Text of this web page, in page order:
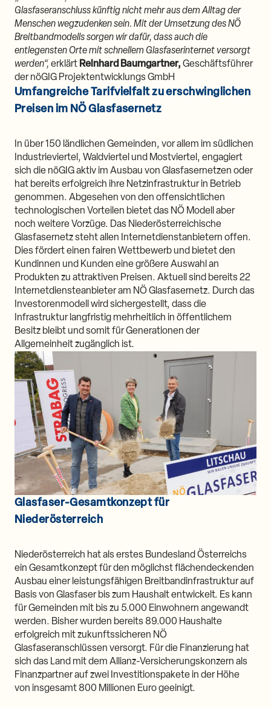
Glasfaseranschluss künftig nicht mehr aus dem Alltag der
Menschen wegzudenken sein. Mit der Umsetzung des NÖ
Breitbandmodells sorgen wir dafür, dass auch die
entlegensten Orte mit schnellem Glasfaserinternet versorgt
werden“, erklärt Reinhard Baumgartner, Geschäftsführer
der nöGIG Projektentwicklungs GmbH
Umfangreiche Tarifvielfalt zu erschwinglichen
Preisen im NÖ Glasfasernetz
In über 150 ländlichen Gemeinden, vor allem im südlichen
Industrieviertel, Waldviertel und Mostviertel, engagiert
sich die nöGIG aktiv im Ausbau von Glasfasernetzen oder
hat bereits erfolgreich ihre Netzinfrastruktur in Betrieb
genommen. Abgesehen von den offensichtlichen
technologischen Vorteilen bietet das NÖ Modell aber
noch weitere Vorzüge. Das Niederösterreichische
Glasfasernetz steht allen Internetdienstanbietern offen.
Dies fördert einen fairen Wettbewerb und bietet den
Kundinnen und Kunden eine größere Auswahl an
Produkten zu attraktiven Preisen. Aktuell sind bereits 22
Internetdiensteanbieter am NÖ Glasfasernetz. Durch das
Investorenmodell wird sichergestellt, dass die
Infrastruktur langfristig mehrheitlich in öffentlichem
Besitz bleibt und somit für Generationen der
Allgemeinheit zugänglich ist.
Glasfaser-Gesamtkonzept für
Niederösterreich
Niederösterreich hat als erstes Bundesland Österreichs
ein Gesamtkonzept für den möglichst flächendeckenden
Ausbau einer leistungsfähigen Breitbandinfrastruktur auf
Basis von Glasfaser bis zum Haushalt entwickelt. Es kann
für Gemeinden mit bis zu 5.000 Einwohnern angewandt
werden. Bisher wurden bereits 89.000 Haushalte
erfolgreich mit zukunftssicheren NÖ
Glasfaseranschlüssen versorgt. Für die Finanzierung hat
sich das Land mit dem Allianz-Versicherungskonzern als
Finanzpartner auf zwei Investitionspakete in der Höhe
von insgesamt 800 Millionen Euro geeinigt.